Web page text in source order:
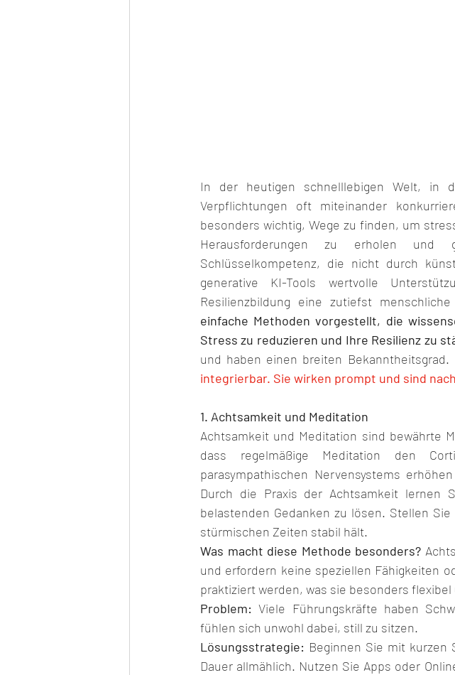
In der heutigen schnelllebigen Welt, in
Verpflichtungen oft miteinander
besonders wichtig, Wege zu finden, um
Herausforderungen zu erholen und
Schlüsselkompetenz, die nicht durch
generative KI-Tools wertvolle
Resilienzbildung eine zutiefst
einfache Methoden vorgestellt, die
Stress zu reduzieren und Ihre Resilienz zu
und haben einen breiten Bekanntheitsgrad.
integrierbar. Sie wirken prompt und sind
1. Achtsamkeit und Meditation
Achtsamkeit und Meditation sind bewährte
dass regelmäßige Meditation den
parasympathischen Nervensystems
Durch die Praxis der Achtsamkeit
belastenden Gedanken zu lösen. Stellen
stürmischen Zeiten stabil hält.
Was macht diese Methode besonders?
und erfordern keine speziellen Fähigkeiten
praktiziert werden, was sie besonders
Problem: Viele Führungskräfte haben
fühlen sich unwohl dabei, still zu sitzen.
Lösungsstrategie: Beginnen Sie mit kurzen
Dauer allmählich. Nutzen Sie Apps oder